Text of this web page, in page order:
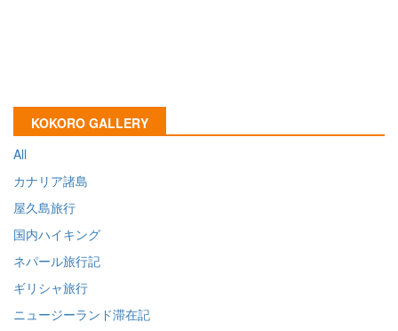
KOKORO GALLERY
All
カナリア諸島
屋久島旅行
国内ハイキング
ネパール旅行記
ギリシャ旅行
ニュージーランド滞在記